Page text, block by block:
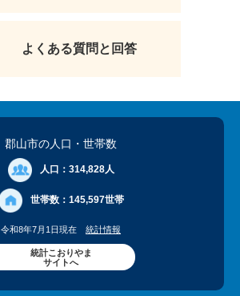
よくある質問と回答
郡山市の人口 ・世帯数
人口： 314,828人
世帯数： 145,597世帯
令和8年7月1日現在 統計情報
統計こおりやま
サイトへ